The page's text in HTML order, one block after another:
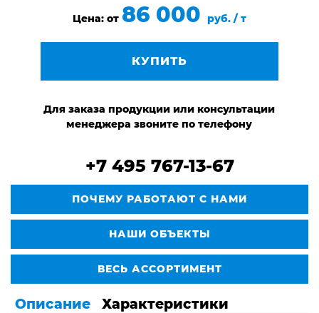
Цена: от 86 000 руб. / т
КУПИТЬ
Для заказа продукции или консультации
менеджера звоните по телефону
+7 495 767-13-67
ПОЧЕМУ РАБОТАЮТ С НАМИ
НАШИ ОБЪЕКТЫ
ВЕСЬ АССОРТИМЕНТ
Описание Характеристики